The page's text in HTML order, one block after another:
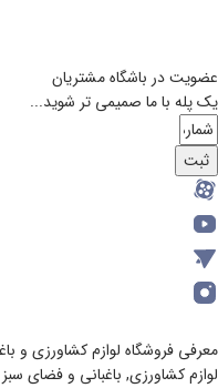
عضویت در باشگاه مشتریان
یک پله با ما صمیمی تر شوید...
ثبت
معرفی فروشگاه لوازم کشاورزی و
لوازم کشاورزی, باغبانی و فضای